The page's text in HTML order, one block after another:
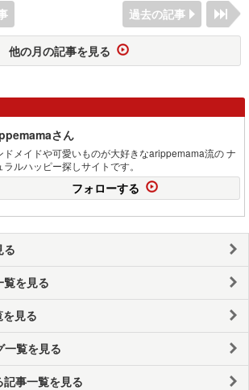
過去の記事
他の月の記事を見る
さん
ドメイドや可愛いものが大好きなarippemama流の ナ
ラルハッピー探しサイトです。
フォローする
る
覧を見る
見る
一覧を見る
事一覧を見る